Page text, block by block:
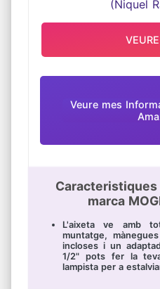
Veure mes
marca
L'aixeta ve amb
muntatge,
incloses i un
1/2" pots fer la
lampista per a